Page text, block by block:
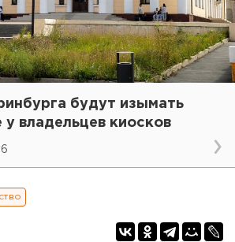
будут изымать
владельцев киосков